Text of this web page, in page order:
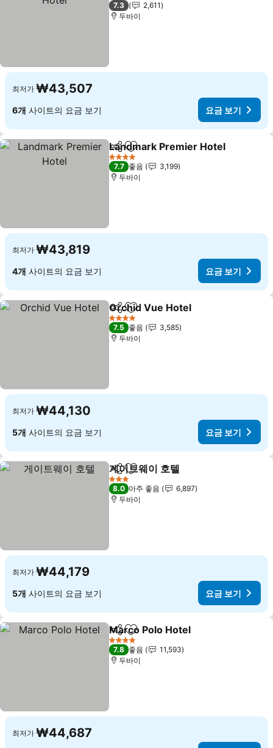
7.3
2,611
두바이
최저가 ₩43,507
6개 사이트의 요금 보기 요금 보기
공유 즐겨찾기에 추가
Landmark Premier Hotel
4 성급
7.7 좋음
3,199
두바이
최저가 ₩43,819
4개 사이트의 요금 보기 요금 보기
공유 즐겨찾기에 추가
Orchid Vue Hotel
4 성급
7.5 좋음
3,585
두바이
최저가 ₩44,130
5개 사이트의 요금 보기 요금 보기
공유 즐겨찾기에 추가
게이트웨이 호텔
3 성급
8.0 아주 좋음
6,897
두바이
최저가 ₩44,179
5개 사이트의 요금 보기 요금 보기
공유 즐겨찾기에 추가
Marco Polo Hotel
4 성급
7.8 좋음
11,593
두바이
최저가 ₩44,687